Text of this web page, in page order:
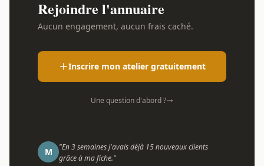
Rejoindre l'annuaire
Aucun engagement, aucun frais caché.
Inscrire mon atelier gratuitement
Une question d'abord ?
M
"En 3 semaines j'avais déjà 15 nouveaux clients
grâce à ma fiche."